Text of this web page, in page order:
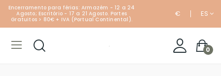
Encerramento para férias: Armazém - 12 a 24
Agosto; Escritório - 17 a 21 Agosto. Portes
Gratuitos > 80€ + IVA (Portual Continental).
€ ES
0